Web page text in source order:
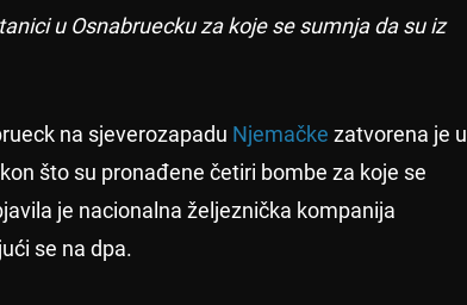
u Osnabruecku za koje se sumnja da su iz
na sjeverozapadu Njemačke zatvorena je u
što su pronađene četiri bombe za koje se
je nacionalna željeznička kompanija
se na dpa.